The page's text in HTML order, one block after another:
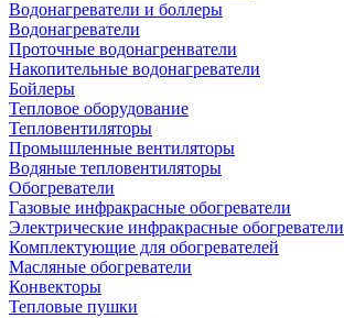
Водонагреватели и боллеры
Водонагреватели
Проточные водонагренватели
Накопительные водонагреватели
Бойлеры
Тепловое оборудование
Тепловентиляторы
Промышленные вентиляторы
Водяные тепловентиляторы
Обогреватели
Газовые инфракрасные обогреватели
Электрические инфракрасные обогреватели
Комплектующие для обогревателей
Масляные обогреватели
Конвекторы
Тепловые пушки